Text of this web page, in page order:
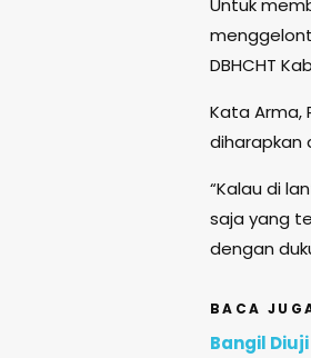
DBHCHT
Kata Arma,
diharapkan
“Kalau di
saja yang
dengan
BACA
Bangil